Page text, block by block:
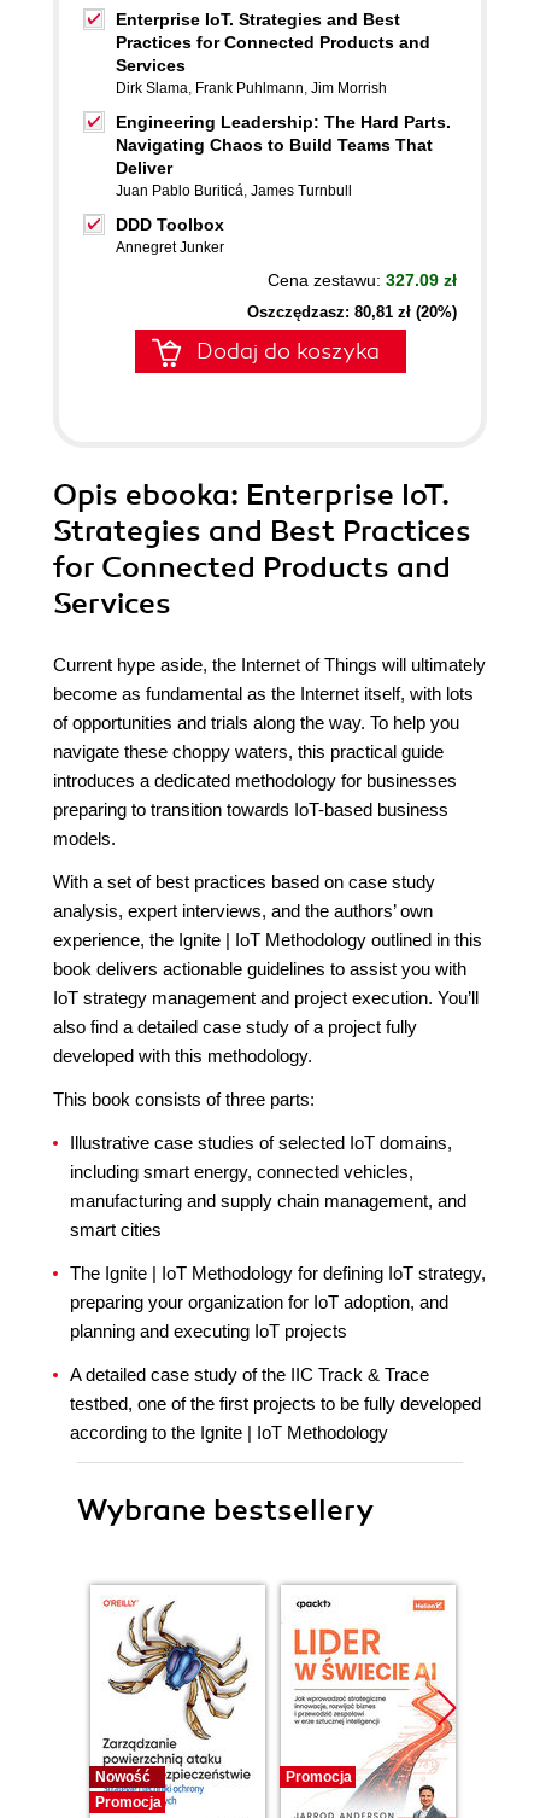
Enterprise IoT. Strategies and Best
Practices for Connected Products and
Services
Dirk Slama, Frank Puhlmann, Jim Morrish
Engineering Leadership: The Hard Parts.
Navigating Chaos to Build Teams That
Deliver
Juan Pablo Buriticá, James Turnbull
DDD Toolbox
Annegret Junker
Cena zestawu: 327.09 zł
Oszczędzasz: 80,81 zł (20%)
Dodaj do koszyka
Opis ebooka: Enterprise IoT.
Strategies and Best Practices
for Connected Products and
Services
Current hype aside, the Internet of Things will ultimately
become as fundamental as the Internet itself, with lots
of opportunities and trials along the way. To help you
navigate these choppy waters, this practical guide
introduces a dedicated methodology for businesses
preparing to transition towards IoT-based business
models.
With a set of best practices based on case study
analysis, expert interviews, and the authors’ own
experience, the Ignite | IoT Methodology outlined in this
book delivers actionable guidelines to assist you with
IoT strategy management and project execution. You’ll
also find a detailed case study of a project fully
developed with this methodology.
This book consists of three parts:
Illustrative case studies of selected IoT domains,
including smart energy, connected vehicles,
manufacturing and supply chain management, and
smart cities
The Ignite | IoT Methodology for defining IoT strategy,
preparing your organization for IoT adoption, and
planning and executing IoT projects
A detailed case study of the IIC Track & Trace
testbed, one of the first projects to be fully developed
according to the Ignite | IoT Methodology
Wybrane bestsellery
Nowość
Promocja
Promocja